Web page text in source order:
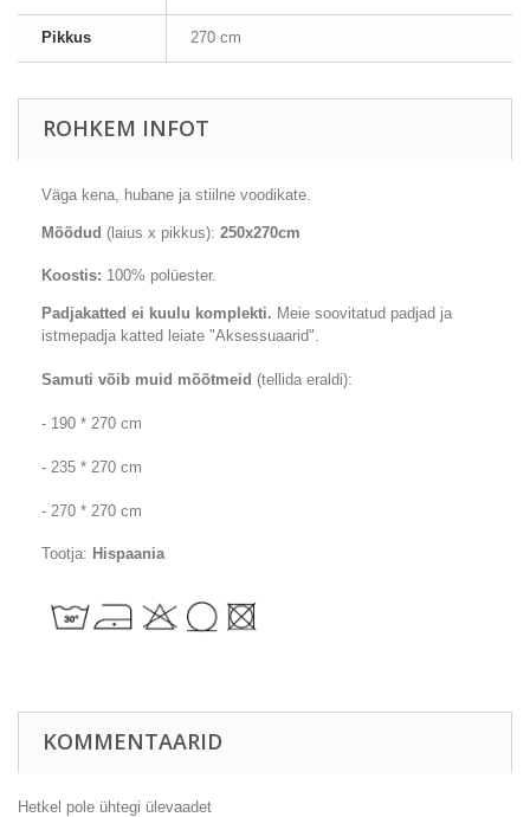
Pikkus 270 cm
ROHKEM INFOT
Väga kena, hubane ja stiilne voodikate.
Mõõdud (laius x pikkus): 250x270cm
Koostis: 100% polüester.
Padjakatted ei kuulu komplekti. Meie soovitatud padjad ja
istmepadja katted leiate "Aksessuaarid".
Samuti võib muid mõõtmeid (tellida eraldi):
- 190 * 270 cm
- 235 * 270 cm
- 270 * 270 cm
Tootja: Hispaania
KOMMENTAARID
Hetkel pole ühtegi ülevaadet